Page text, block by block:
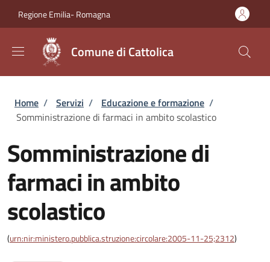
Regione Emilia- Romagna
Comune di Cattolica
Briciole di pane
Home / Servizi / Educazione e formazione /
Somministrazione di farmaci in ambito scolastico
Somministrazione di
farmaci in ambito
scolastico
(urn:nir:ministero.pubblica.struzione:circolare:2005-11-25;2312)